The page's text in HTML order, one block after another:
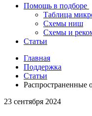
Помощь в подборе
Таблица
Схемы ниш
Схемы и
Статьи
Главная
Поддержка
Статьи
23 сентября 2024